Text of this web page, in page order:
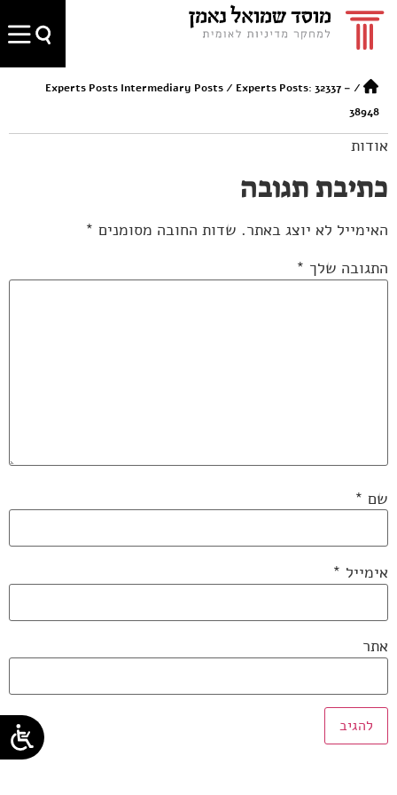
/
Experts Posts Intermediary Posts/ Experts Posts: 32337 –
38948
אודות
כתיבת תגובה
האימייל לא יוצג באתר. שדות החובה מסומנים *
התגובה שלך *
שם *
אימייל *
אתר